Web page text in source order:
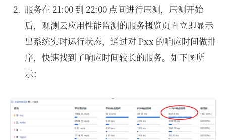
服务在 21:00 到 22:00 点间进行压测，压测开始
后，观测云应用性能监测的服务概览页面立即显示
出系统实时运行状态，通过对 Pxx 的响应时间做排
序，快速找到了响应时间较长的服务。如下图所
示：